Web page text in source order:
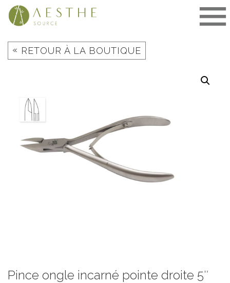
Aller
« RETOUR À LA BOUTIQUE
Pince ongle incarné pointe droite 5″